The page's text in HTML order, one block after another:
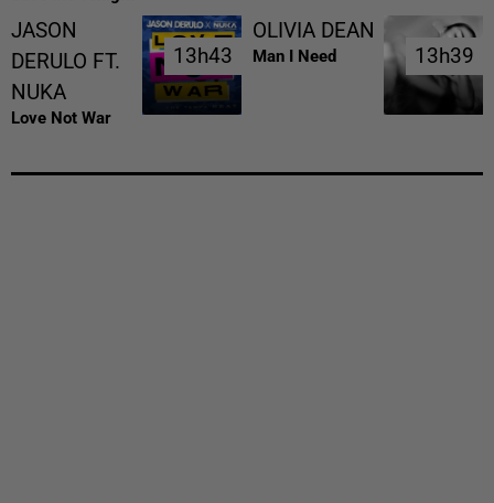
JASON
DERULO FT.
NUKA
Love Not War
13h43
13h43
OLIVIA DEAN
Man I Need 13h39
13h39